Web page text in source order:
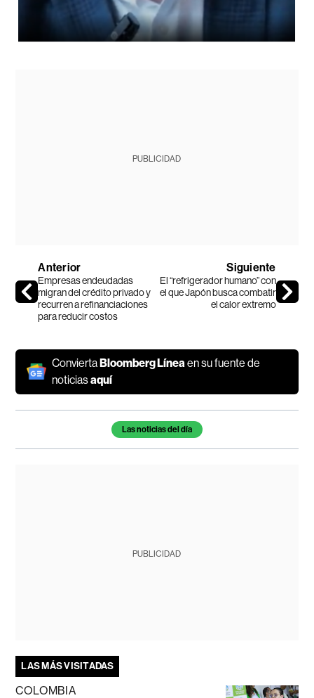
PUBLICIDAD
Anterior
Empresas endeudadas
migran del crédito privado y
recurren a refinanciaciones
para reducir costos
Siguiente
El “refrigerador humano” con
el que Japón busca combatir
el calor extremo
ConviertaBloomberg Línea en su fuente de
noticiasaquí
Temas de este artículoLas noticias del día
PUBLICIDAD
LAS MÁS VISITADAS
COLOMBIA